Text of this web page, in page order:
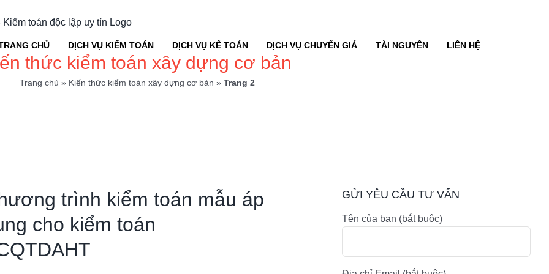
CHỦ DỊCH VỤ KIỂM TOÁN DỊCH VỤ KẾ TOÁN DỊCH VỤ CHUYỂN GIÁ TÀI NGUYÊN LIÊN HỆ
thức kiểm toán xây dựng cơ bản
Trang chủ » Kiến thức kiểm toán xây dựng cơ bản » Trang 2
trình kiểm toán mẫu áp
cho kiểm toán
GỬI YÊU CẦU TƯ VẤN
Tên của bạn (bắt buộc)